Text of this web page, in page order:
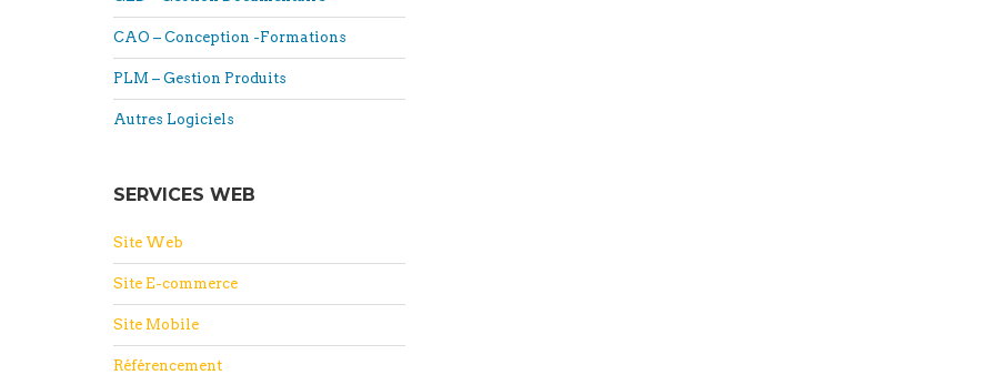
CAO – Conception -Formations
PLM – Gestion Produits
Autres Logiciels
SERVICES WEB
Site Web
Site E-commerce
Site Mobile
Référencement